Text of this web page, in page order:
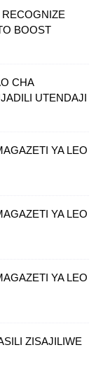
BOOST
CHA
UTENDAJI
YA LEO
YA LEO
YA LEO
ZISAJILIWE